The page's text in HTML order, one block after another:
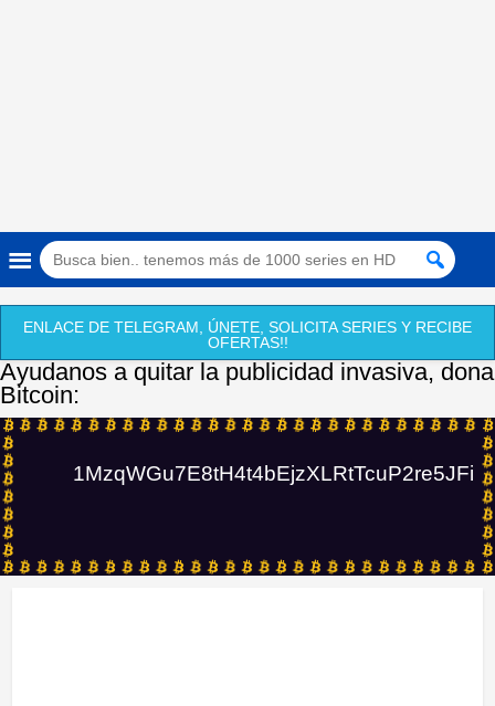
ENLACE DE TELEGRAM, ÚNETE, SOLICITA SERIES Y RECIBE
OFERTAS!!
Ayudanos a quitar la publicidad invasiva, dona
Bitcoin:
1MzqWGu7E8tH4t4bEjzXLRtTcuP2re5JFi